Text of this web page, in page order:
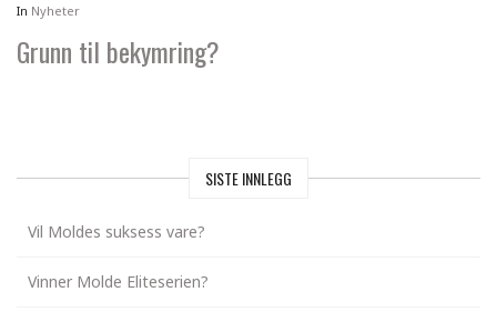
In Nyheter
Grunn til bekymring?
SISTE INNLEGG
Vil Moldes suksess vare?
Vinner Molde Eliteserien?